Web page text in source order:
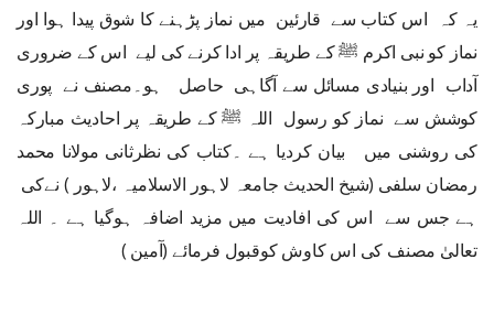
یہ کہ اس کتاب سے قارئین میں نماز پڑہنے کا شوق پیدا ہوا اور
نماز کو نبی اکرم ﷺ کے طریقہ پر ادا کرنے کی لیے اس کے ضروری
آداب اور بنیادی مسائل سے آگاہی حاصل ہو۔مصنف نے پوری
کوشش سے نماز کو رسول اللہ ﷺ کے طریقہ پر احادیث مبارکہ
کی روشنی میں بیان کردیا ہے ۔کتاب کی نظرثانی مولانا محمد
رمضان سلفی (شیخ الحدیث جامعہ لاہور الاسلامیہ ،لاہور ) نےکی
ہے جس سے اس کی افادیت میں مزید اضافہ ہوگیا ہے ۔ اللہ
تعالیٰ مصنف کی اس کاوش کوقبول فرمائے (آمین )